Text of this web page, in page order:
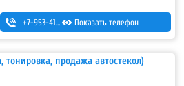
+7-953-415-03-10 Показать телефон
продажа автостекол)